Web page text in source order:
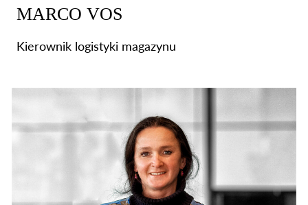
MARCO VOS
Kierownik logistyki magazynu